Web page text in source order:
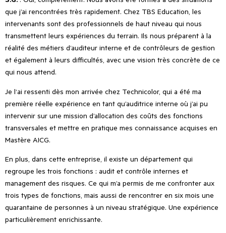
que j’ai rencontrées très rapidement. Chez TBS Education, les
intervenants sont des professionnels de haut niveau qui nous
transmettent leurs expériences du terrain. Ils nous préparent à la
réalité des métiers d’auditeur interne et de contrôleurs de gestion
et également à leurs difficultés, avec une vision très concrète de ce
qui nous attend.
Je l‘ai ressenti dès mon arrivée chez Technicolor, qui a été ma
première réelle expérience en tant qu’auditrice interne où j’ai pu
intervenir sur une mission d’allocation des coûts des fonctions
transversales et mettre en pratique mes connaissance acquises en
Mastère AICG.
En plus, dans cette entreprise, il existe un département qui
regroupe les trois fonctions : audit et contrôle internes et
management des risques. Ce qui m’a permis de me confronter aux
trois types de fonctions, mais aussi de rencontrer en six mois une
quarantaine de personnes à un niveau stratégique. Une expérience
particulièrement enrichissante.